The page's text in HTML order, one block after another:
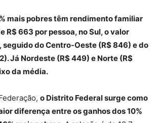
mais pobres têm rendimento familiar
R$ 663 por pessoa, no Sul, o valor
seguido do Centro-Oeste (R$ 846) e do
Já Nordeste (R$ 449) e Norte (R$
da média.
o Distrito Federal surge como
diferença entre os ganhos dos 10%